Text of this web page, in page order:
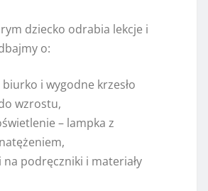
dziecko odrabia lekcje i
o:
i wygodne krzesło
wzrostu,
– lampka z
na podręczniki i materiały